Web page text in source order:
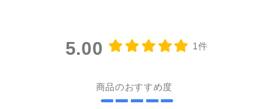
5.00 1件
商品のおすすめ度